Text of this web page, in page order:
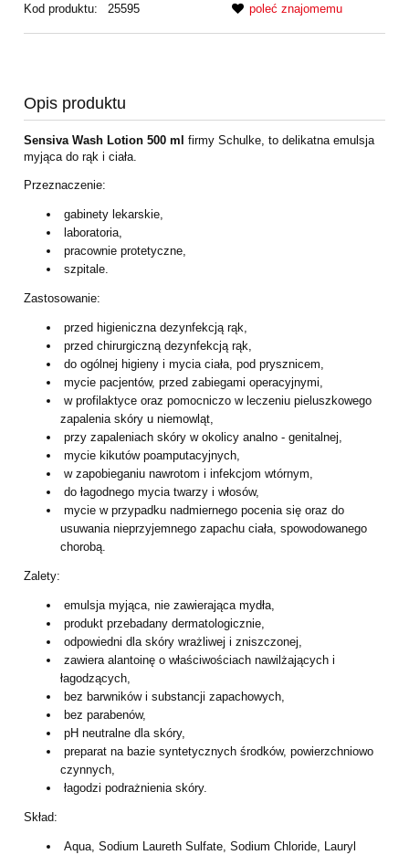
Kod produktu:
25595
poleć znajomemu
Opis produktu
Sensiva Wash Lotion 500 ml firmy Schulke, to delikatna emulsja
myjąca do rąk i ciała.
Przeznaczenie:
gabinety lekarskie,
laboratoria,
pracownie protetyczne,
szpitale.
Zastosowanie:
przed higieniczna dezynfekcją rąk,
przed chirurgiczną dezynfekcją rąk,
do ogólnej higieny i mycia ciała, pod prysznicem,
mycie pacjentów, przed zabiegami operacyjnymi,
w profilaktyce oraz pomocniczo w leczeniu pieluszkowego
zapalenia skóry u niemowląt,
przy zapaleniach skóry w okolicy analno - genitalnej,
mycie kikutów poamputacyjnych,
w zapobieganiu nawrotom i infekcjom wtórnym,
do łagodnego mycia twarzy i włosów,
mycie w przypadku nadmiernego pocenia się oraz do
usuwania nieprzyjemnego zapachu ciała, spowodowanego
chorobą.
Zalety:
emulsja myjąca, nie zawierająca mydła,
produkt przebadany dermatologicznie,
odpowiedni dla skóry wrażliwej i zniszczonej,
zawiera alantoinę o właściwościach nawilżających i
łagodzących,
bez barwników i substancji zapachowych,
bez parabenów,
pH neutralne dla skóry,
preparat na bazie syntetycznych środków, powierzchniowo
czynnych,
łagodzi podrażnienia skóry.
Skład:
Aqua, Sodium Laureth Sulfate, Sodium Chloride, Lauryl